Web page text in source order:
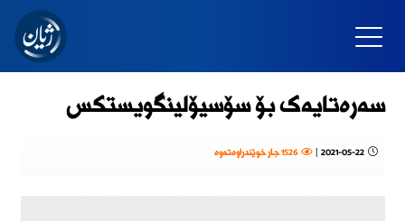
سەرەتایەک بۆ سۆسیۆلینگویستکس
2021-05-22
| 1526 جار خوێندراوەتەوە